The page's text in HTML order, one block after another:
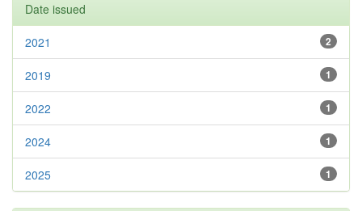
Date issued
2
2021
1
2019
1
2022
1
2024
1
2025